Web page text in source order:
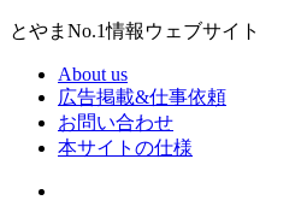
とやまNo.1情報ウェブサイト
About us
広告掲載&仕事依頼
お問い合わせ
本サイトの仕様